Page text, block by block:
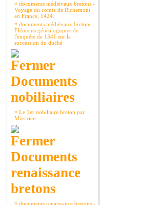
¤ documents médiévaux bretons -
Voyage du comte de Richemont
en France, 1424.
¤ documents médiévaux bretons -
Éléments généalogiques de
l'enquête de 1341 sur la
succession du duché
Documents
nobiliaires
¤ Le 1er nobiliaire breton par
Missirien
Documents
renaissance
bretons
¤ documents renaissance bretons -